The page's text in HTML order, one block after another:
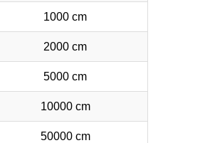
1000 cm
2000 cm
5000 cm
10000 cm
50000 cm